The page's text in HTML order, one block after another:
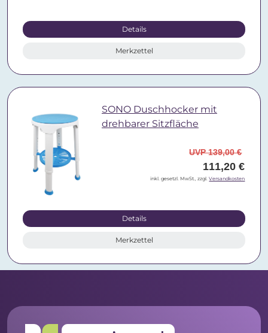
Details
Merkzettel
SONO Duschhocker mit
drehbarer Sitzfläche
UVP 139,00 €
111,20 €
inkl. gesetzl. MwSt., zzgl.Versandkosten
Details
Merkzettel